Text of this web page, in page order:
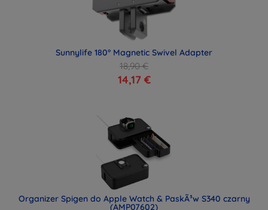
Sunnylife 180° Magnetic Swivel Adapter
18,90 €
14,17 €
Organizer Spigen do Apple Watch & PaskÃ³w S340 czarny
(AMP07602)